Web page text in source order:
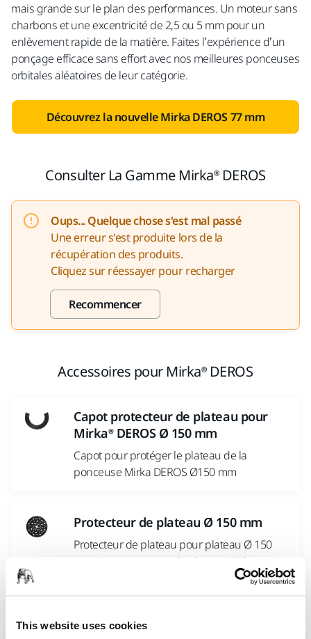
This website uses cookies
mais grande sur le plan des performances. Un moteur sans
charbons et une excentricité de 2,5 ou 5 mm pour un
enlèvement rapide de la matière. Faites l’expérience d’un
ponçage efficace sans effort avec nos meilleures ponceuses
orbitales aléatoires de leur catégorie.
Découvrez la nouvelle Mirka DEROS 77 mm
Consulter La Gamme Mirka® DEROS
Oups... Quelque chose s'est mal passé
Une erreur s'est produite lors de la
récupération des produits.
Cliquez sur réessayer pour recharger
Recommencer
Accessoires pour Mirka® DEROS
Capot protecteur de plateau pour
Mirka® DEROS Ø 150 mm
Capot pour protéger le plateau de la
ponceuse Mirka DEROS Ø150 mm
Protecteur de plateau Ø 150 mm
Protecteur de plateau pour plateau Ø 150
mm. Les protecteurs de plateau Mirka sont
Gaine de protection Mirka avec